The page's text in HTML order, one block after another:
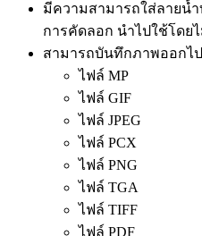
มีความสามารถใส่ลายน้ำ
การคัดลอก นำไปใช้โดย
สามารถบันทึกภาพออกไ
ไฟล์ MP
ไฟล์ GIF
ไฟล์ JPEG
ไฟล์ PCX
ไฟล์ PNG
ไฟล์ TGA
ไฟล์ TIFF
ไฟล์ PDF